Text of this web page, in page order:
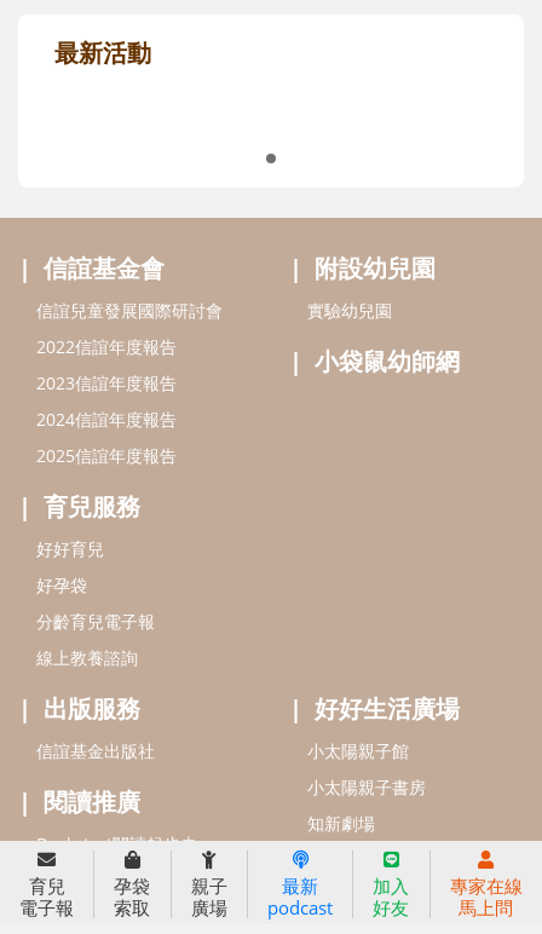
信誼基金會
信誼兒童發展國際研討會
2023信誼年度報告
2024信誼年度報告
2025信誼年度報告
育兒服務
好好育兒
好孕袋
小袋鼠幼師網
育兒
電子報
孕袋
索取
親子
廣場
最新
podcast
加入
好友
專家在線
馬上問